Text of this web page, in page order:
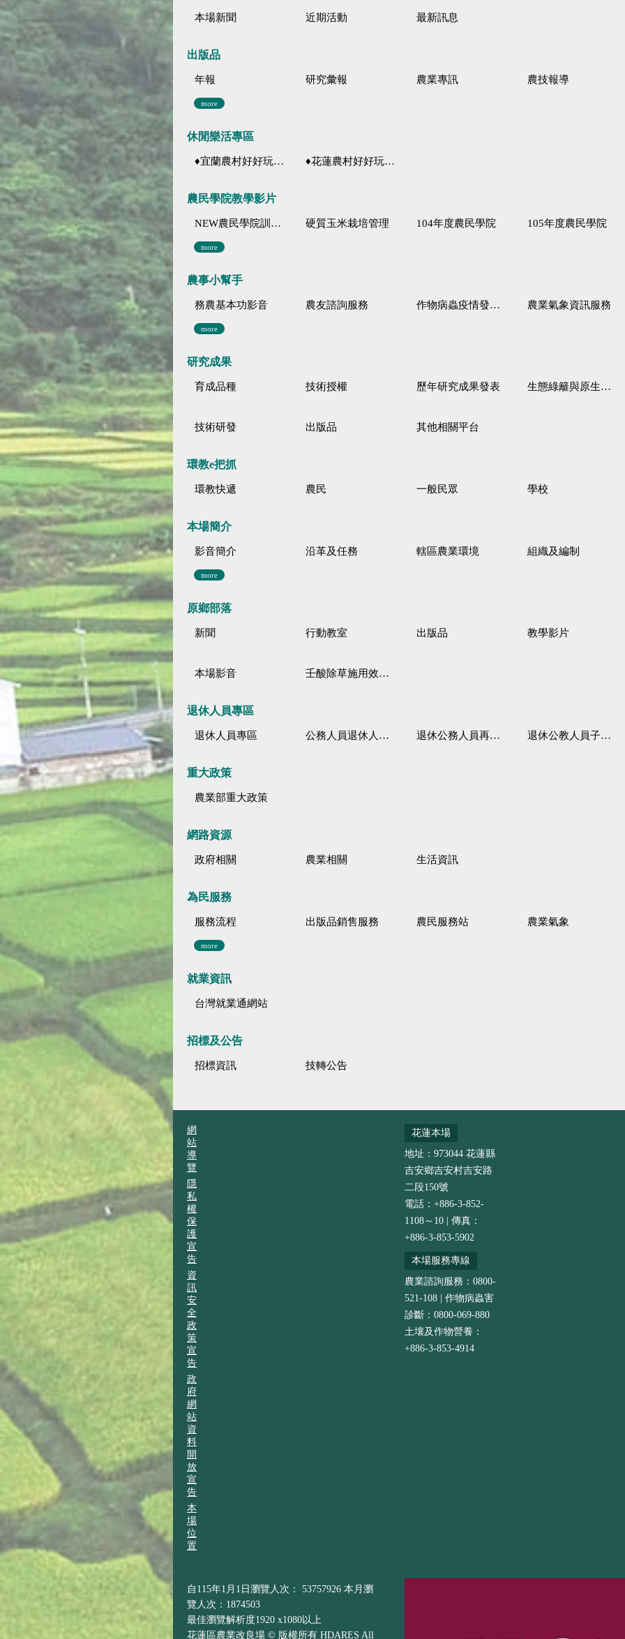
本場新聞 近期活動 最新訊息
出版品
年報 研究彙報 農業專訊 農技報導
more
休閒樂活專區
♦宜蘭農村好好玩 ♦「農、藝、山、水」四條遊程推薦 ♦花蓮農村好好玩♦「原、生、慢、活」四條遊程推薦
農民學院教學影片
NEW農民學院訓練影音分類 硬質玉米栽培管理 104年度農民學院 105年度農民學院
more
農事小幫手
務農基本功影音 農友諮詢服務 作物病蟲疫情發生預測 農業氣象資訊服務
more
研究成果
育成品種 技術授權 歷年研究成果發表 生態綠籬與原生野花植生毯
技術研發 出版品 其他相關平台
環教e把抓
環教快遞 農民 一般民眾 學校
本場簡介
影音簡介 沿革及任務 轄區農業環境 組織及編制
more
原鄉部落
新聞 行動教室 出版品 教學影片
本場影音 壬酸除草施用效果觀察
退休人員專區
退休人員專區 公務人員退休人員法施行細則 退休公務人員再任職務 退休公教人員子女教育補助規定
重大政策
農業部重大政策
網路資源
政府相關 農業相關 生活資訊
為民服務
服務流程 出版品銷售服務 農民服務站 農業氣象
more
就業資訊
台灣就業通網站
招標及公告
招標資訊 技轉公告
網
站
導
覽
隱
私
權
保
護
宣
告
資
訊
安
全
政
策
宣
告
政
府
網
站
資
料
開
放
宣
告
本
場
位
置
花蓮本場
地址：973044 花蓮縣
吉安鄉吉安村吉安路
二段150號
電話：+886-3-852-
1108～10 | 傳真：
+886-3-853-5902
本場服務專線
農業諮詢服務：0800-
521-108 | 作物病蟲害
診斷：0800-069-880
土壤及作物營養：
+886-3-853-4914
自115年1月1日瀏覽人次： 53757926 本月瀏
覽人次：1874503
最佳瀏覽解析度1920 x1080以上
花蓮區農業改良場 © 版權所有 HDARES All